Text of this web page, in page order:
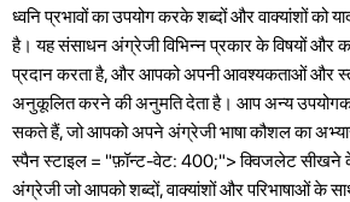
ध्वनि प्रभावों का उपयोग करके शब्दों और वाक्यांशों को
है। यह संसाधन अंग्रेजी विभिन्न प्रकार के विषयों और
प्रदान करता है, और आपको अपनी आवश्यकताओं और
अनुकूलित करने की अनुमति देता है। आप अन्य
सकते हैं, जो आपको अपने अंग्रेजी भाषा कौशल का
स्पैन स्टाइल = "फ़ॉन्ट-वेट: 400;"> क्विजलेट सीखने
अंग्रेजी जो आपको शब्दों, वाक्यांशों और परिभाषाओं के